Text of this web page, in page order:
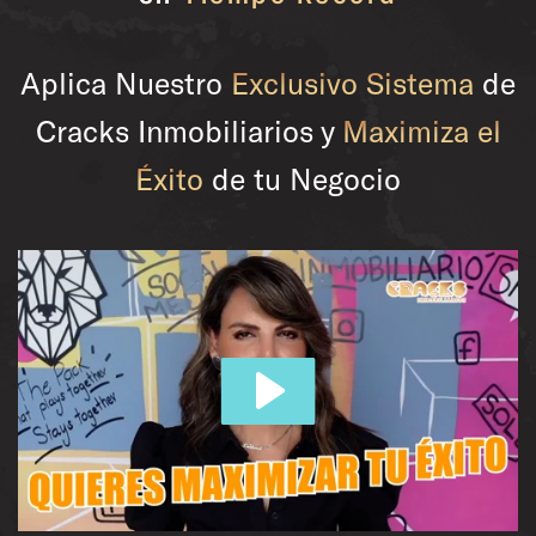
Aplica Nuestro Exclusivo Sistema de
Cracks Inmobiliarios y Maximiza el
Éxito de tu Negocio